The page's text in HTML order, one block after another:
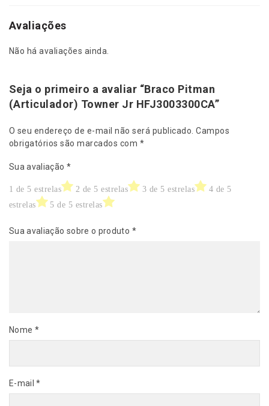
Avaliações
Não há avaliações ainda.
Seja o primeiro a avaliar “Braco Pitman
(Articulador) Towner Jr HFJ3003300CA”
O seu endereço de e-mail não será publicado. Campos
obrigatórios são marcados com *
Sua avaliação *
1 de 5 estrelas 2 de 5 estrelas 3 de 5 estrelas
4 de 5
estrelas
5 de 5 estrelas
Sua avaliação sobre o produto *
Nome *
E-mail*